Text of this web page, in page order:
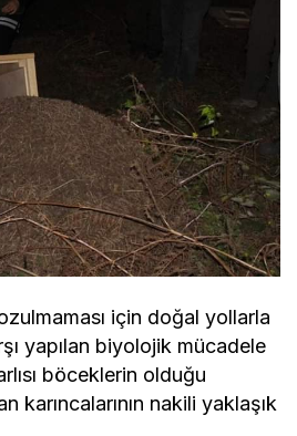
için doğal yollarla
yapılan biyolojik mücadele
böceklerin olduğu
karıncalarının nakili yaklaşık